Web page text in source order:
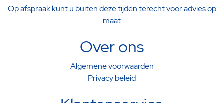
Op afspraak kunt u buiten deze tijden terecht voor advies op
maat
Over ons
Algemene voorwaarden
Privacy beleid